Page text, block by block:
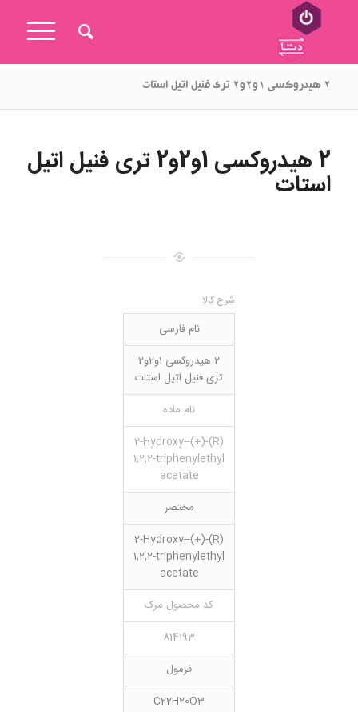
۲ هیدروکسی ۱و۲و۲ تری فنیل اتیل استات
2 هیدروکسی 1و2و2 تری فنیل اتیل
استات
شرح کالا
نام فارسی
2 هیدروکسی 1و2و2
تری فنیل اتیل استات
نام ماده
(R)-(+)-2-Hydroxy-
1,2,2-triphenylethyl
acetate
مختصر
(R)-(+)-2-Hydroxy-
1,2,2-triphenylethyl
acetate
کد محصول مرک
814193
فرمول
C22H20O3